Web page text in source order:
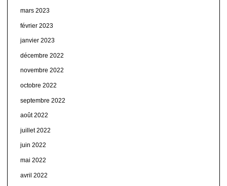
mars 2023
février 2023
janvier 2023
décembre 2022
novembre 2022
octobre 2022
septembre 2022
août 2022
juillet 2022
juin 2022
mai 2022
avril 2022